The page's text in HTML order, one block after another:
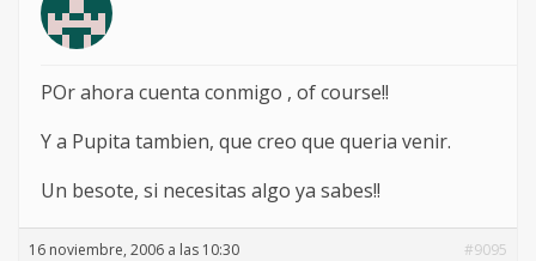
POr ahora cuenta conmigo , of course!!
Y a Pupita tambien, que creo que queria venir.
Un besote, si necesitas algo ya sabes!!
16 noviembre, 2006 a las 10:30
#9095